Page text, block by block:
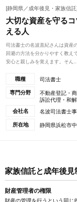
[静岡県／成年後見・家族信
大切な資産を守る
える人
司法書士の名波直紀さんは資産
回避の方法を分かりやすく教え
安心と親しみを覚えます。そん...
職種 司法書士
専門分野
不動産登記・
訴訟代理・和
会社名
名波司法書士
所在地 静岡県浜松市
家族信託と成年後見
財産管理者の権限
財産の管理を行うという同じ